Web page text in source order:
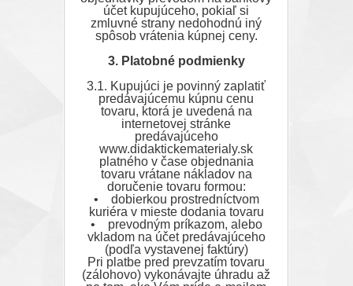
účet kupujúceho, pokiaľ si
zmluvné strany nedohodnú iný
spôsob vrátenia kúpnej ceny.
3. Platobné podmienky
3.1. Kupujúci je povinný zaplatiť
predávajúcemu kúpnu cenu
tovaru, ktorá je uvedená na
internetovej stránke
predávajúceho
www.didaktickematerialy.sk
platného v čase objednania
tovaru vrátane nákladov na
doručenie tovaru formou:
• dobierkou prostredníctvom
kuriéra v mieste dodania tovaru
• prevodným príkazom, alebo
vkladom na účet predávajúceho
(podľa vystavenej faktúry)
Pri platbe pred prevzatím tovaru
(zálohovo) vykonávajte úhradu až